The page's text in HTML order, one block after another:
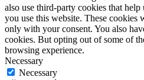
also use third-party cookies that
you use this website. These
only with your consent. You also
cookies. But opting out of some of
browsing experience.
Necessary
Necessary